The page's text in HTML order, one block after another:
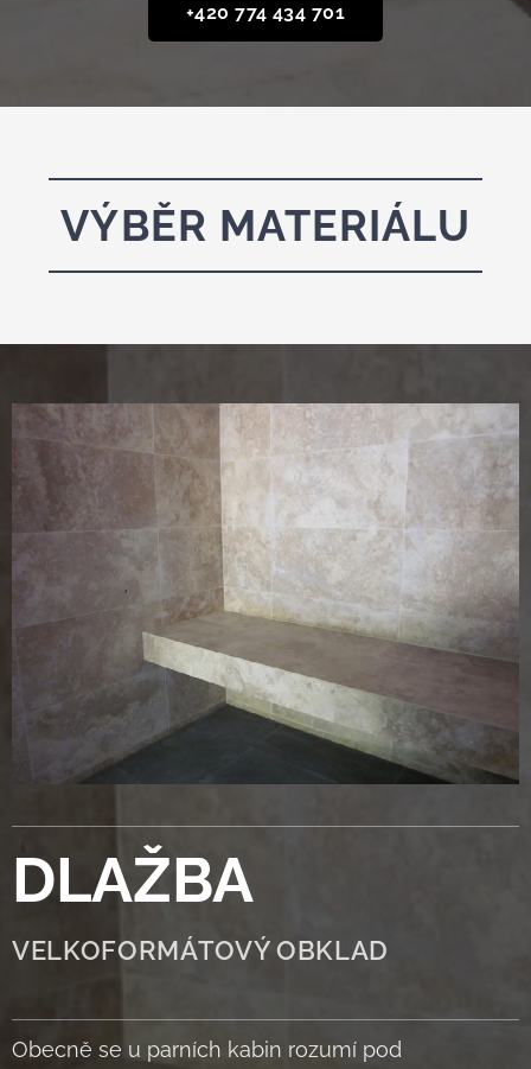
+420 774 434 701
VÝBĚR MATERIÁLU
DLAŽBA
VELKOFORMÁTOVÝ OBKLAD
Obecně se u parních kabin rozumí pod